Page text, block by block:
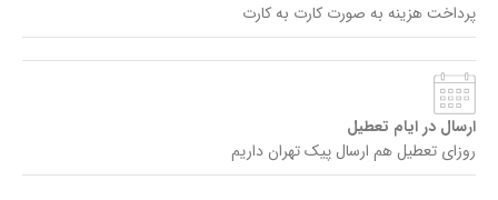
پرداخت هزینه به صورت کارت به کارت
ارسال در ایام تعطیل
روزای تعطیل هم ارسال پیک تهران داریم